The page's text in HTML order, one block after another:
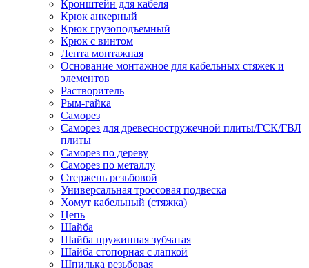
Кронштейн для кабеля
Крюк анкерный
Крюк грузоподъемный
Крюк с винтом
Лента монтажная
Основание монтажное для кабельных стяжек и
элементов
Растворитель
Рым-гайка
Саморез
Саморез для древесностружечной плиты/ГСК/ГВЛ
плиты
Саморез по дереву
Саморез по металлу
Стержень резьбовой
Универсальная троссовая подвеска
Хомут кабельный (стяжка)
Цепь
Шайба
Шайба пружинная зубчатая
Шайба стопорная с лапкой
Шпилька резьбовая